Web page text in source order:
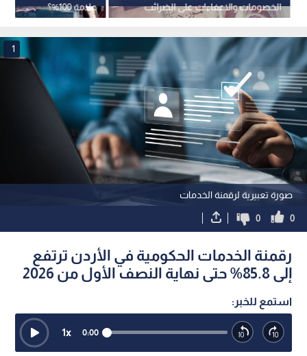
علامة 100%؟
الخصومات والاعفاءات على الضرائب
والرسوم المستحقة
صورة تعبيرية لرقمنة الخدمات
1
0
0
رقمنة الخدمات الحكومية في الأردن ترتفع
إلى 85.8% حتى نهاية النصف الأول من 2026
استمع للخبر:
0:00
1x